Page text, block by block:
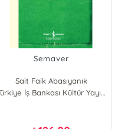
Semaver
Sait Faik Abasıyanık
Türkiye İş Bankası Kültür Yayınları